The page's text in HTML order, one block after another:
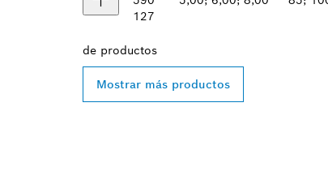
127
de productos
Mostrar más productos